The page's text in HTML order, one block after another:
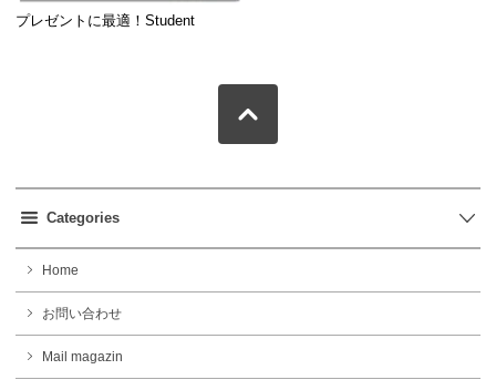
プレゼントに最適！Student
Categories
Home
お問い合わせ
Mail magazin